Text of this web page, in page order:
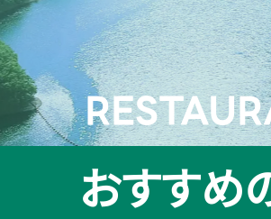
おすすめ